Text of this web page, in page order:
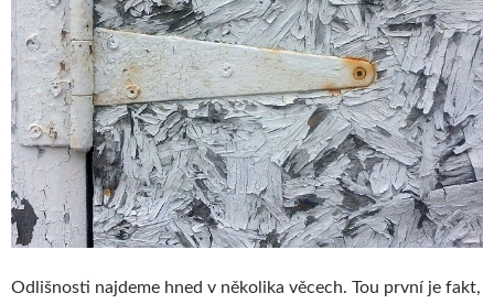
Odlišnosti najdeme hned v několika věcech. Tou první je fakt,